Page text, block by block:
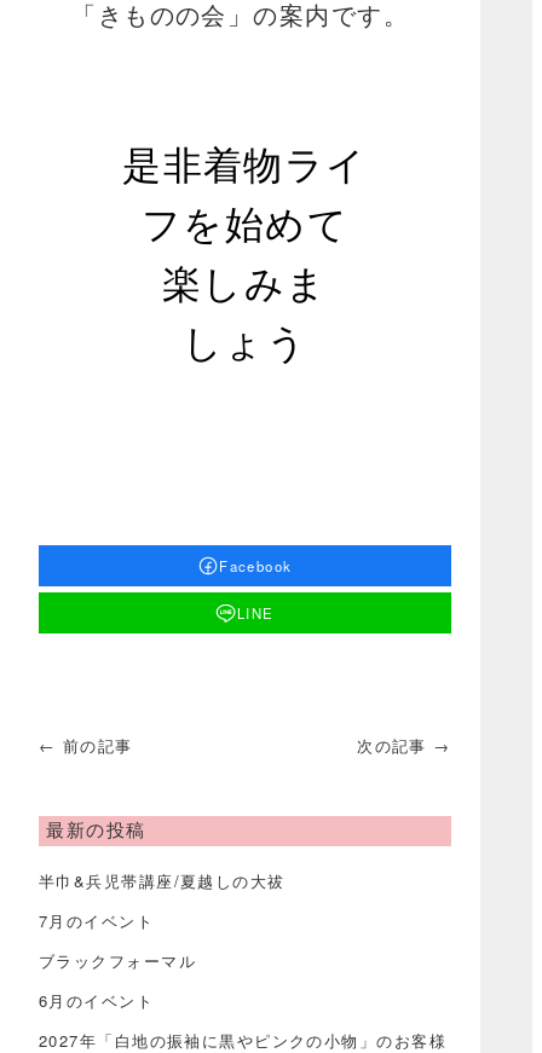
「きものの会」の案内です。
是非着物ライ
フを始めて
楽しみま
しょう
Facebook
LINE
← 前の記事 次の記事 →
最新の投稿
半巾&兵児帯講座/夏越しの大祓
7月のイベント
ブラックフォーマル
6月のイベント
2027年「白地の振袖に黒やピンクの小物」のお客様